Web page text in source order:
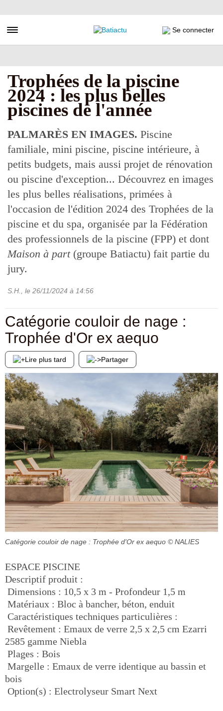
au
principal
Toggle navigation Se connecter
Trophées de la piscine
2024 : les plus belles
piscines de l'année
PALMARÈS EN IMAGES. Piscine
familiale, mini piscine, piscine intérieure, à
petits budgets, mais aussi projet de rénovation
ou piscine d'exception... Découvrez en images
les plus belles réalisations, primées à
l'occasion de l'édition 2024 des Trophées de la
piscine et du spa, organisée par la Fédération
des professionnels de la piscine (FPP) et dont
Maison à part(groupe Batiactu) fait partie du
jury.
S.H. , le 26/11/2024 à 14:56
Catégorie couloir de nage :
Trophée d'Or ex aequo
Lire plus tard Partager
Catégorie couloir de nage : Trophée d'Or ex aequo © NALIES
ESPACE PISCINE
Descriptif produit :
 Dimensions : 10,5 x 3 m - Profondeur 1,5 m
 Matériaux : Bloc à bancher, béton, enduit
 Caractéristiques techniques particulières :
 Revêtement : Emaux de verre 2,5 x 2,5 cm Ezarri
2585 gamme Niebla
 Plages : Bois
 Margelle : Emaux de verre identique au bassin et
bois
 Option(s) : Electrolyseur Smart Next